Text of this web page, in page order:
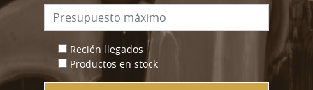
Recién llegados
Productos en stock